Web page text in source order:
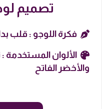
تصميم
فكرة اللوجو : قلب
الألوان المستخدمة
والأخضر الفاتح